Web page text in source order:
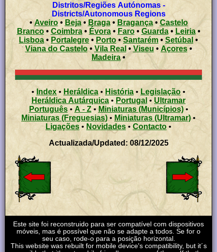
Distritos/Regiões Autónomas -
Districts/Autonomous Regions
•Aveiro• Beja• Braga• Bragança• Castelo
Branco• Coimbra• Évora• Faro• Guarda• Leiria•
Lisboa • Portalegre • Porto •Santarém • Setúbal •
Viana do Castelo•Vila Real • Viseu • Açores •
Madeira •
• Index • Heráldica • História • Legislação •
Heráldica Autárquica • Portugal •Ultramar
Português• A - Z•Miniaturas (Municípios)•
Miniaturas (Freguesias) • Miniaturas (Ultramar)•
Ligações • Novidades • Contacto •
Actualizada/Updated: 08/12/2025
Este site foi reconstruido para ser compatível com dispositivos
móveis, mas é possível que não se adapte a todos. Se for o
seu caso, rode-o para a posição horizontal.
This website was rebuilt for mobile device's compatibility, but it´s